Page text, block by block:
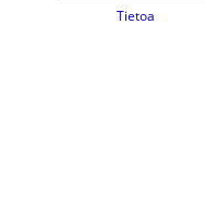
Tietoa